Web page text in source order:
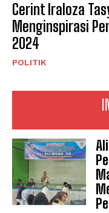
Cerint Iraloza
Menginspirasi
2024
POLITIK